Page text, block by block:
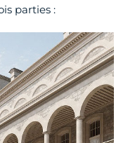
parties :